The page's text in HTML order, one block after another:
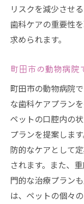
リスクを減少させ
歯科ケアの重要性
求められます。
町田市の動物病院
町田市の動物病院
な歯科ケアプラン
ペットの口腔内の
プランを提案しま
防的なケアとして
されます。また、
門的な治療プラン
は、ペットの個々